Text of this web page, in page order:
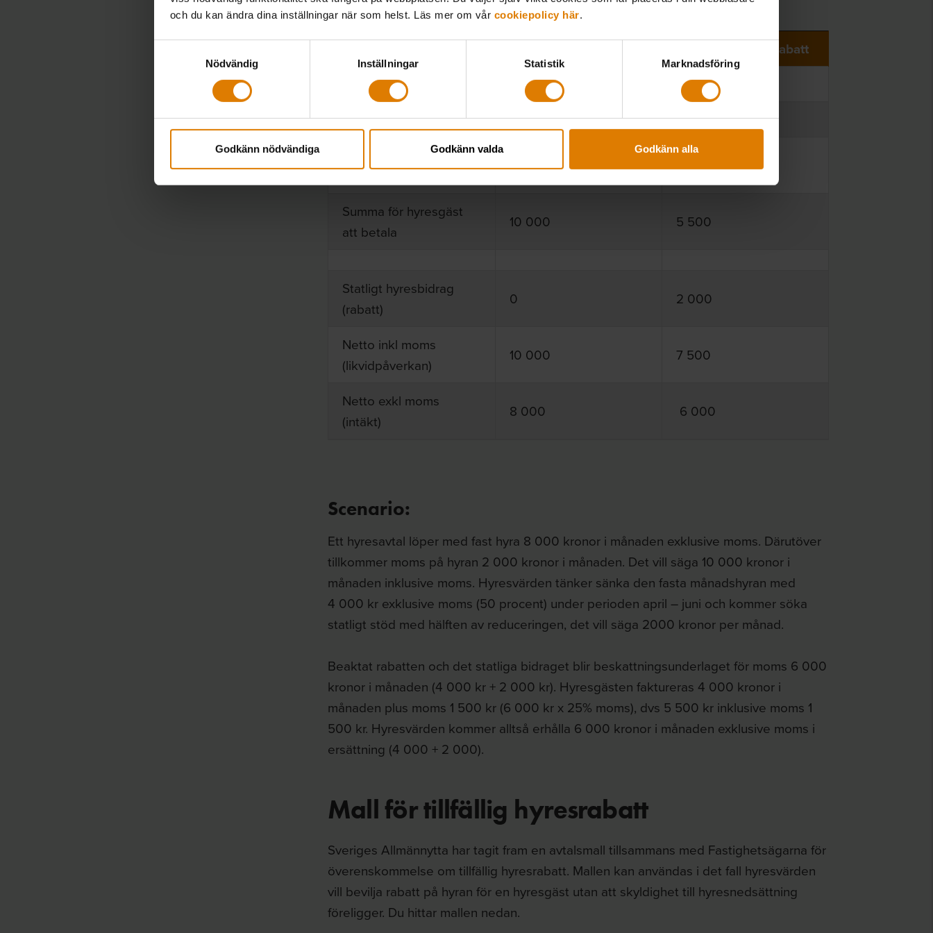
och du kan ändra dina inställningar när som helst. Läs mer om vår cookiepolicy här.
Nödvändig
Inställningar Statistik Marknadsföring
Godkänn nödvändiga Godkänn valda Godkänn alla
Hyra med med rabatt
Hyra exkl moms 8 000
4 000
Moms på hyra
2 000
1 000
Moms på statligt
hyresbidrag
0 500
Summa för hyresgäst
att betala
10 000 5 500
Statligt hyresbidrag
(rabatt)
0 2 000
Netto inkl moms
(likvidpåverkan)
10 000 7 500
Netto exkl moms
(intäkt)
8 000 6 000
Scenario:
Ett hyresavtal löper med fast hyra 8 000 kronor i månaden exklusive moms. Därutöver
tillkommer moms på hyran 2 000 kronor i månaden. Det vill säga 10 000 kronor i
månaden inklusive moms. Hyresvärden tänker sänka den fasta månadshyran med
4 000 kr exklusive moms (50 procent) under perioden april – juni och kommer söka
statligt stöd med hälften av reduceringen, det vill säga 2000 kronor per månad.
Beaktat rabatten och det statliga bidraget blir beskattningsunderlaget för moms 6 000
kronor i månaden (4 000 kr + 2 000 kr). Hyresgästen faktureras 4 000 kronor i
månaden plus moms 1 500 kr (6 000 kr x 25% moms), dvs 5 500 kr inklusive moms 1
500 kr. Hyresvärden kommer alltså erhålla 6 000 kronor i månaden exklusive moms i
ersättning (4 000 + 2 000).
Mall för tillfällig hyresrabatt
Sveriges Allmännytta har tagit fram en avtalsmall tillsammans med Fastighetsägarna för
överenskommelse om tillfällig hyresrabatt. Mallen kan användas i det fall hyresvärden
vill bevilja rabatt på hyran för en hyresgäst utan att skyldighet till hyresnedsättning
föreligger. Du hittar mallen nedan.